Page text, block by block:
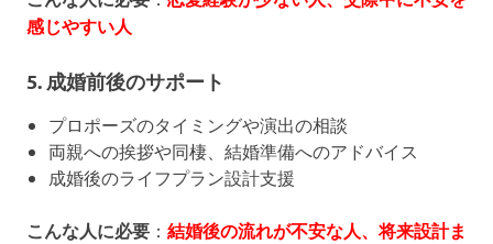
感じやすい人
5. 成婚前後のサポート
プロポーズのタイミングや演出の相談
両親への挨拶や同棲、結婚準備へのアドバイス
成婚後のライフプラン設計支援
こんな人に必要 ： 結婚後の流れが不安な人、将来設計ま